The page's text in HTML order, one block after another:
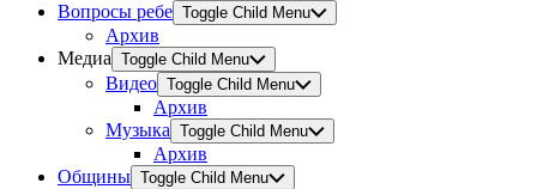
Вопросы ребе Toggle Child Menu
Архив
Медиа Toggle Child Menu
Видео Toggle Child Menu
Архив
Музыка Toggle Child Menu
Архив
Общины Toggle Child Menu